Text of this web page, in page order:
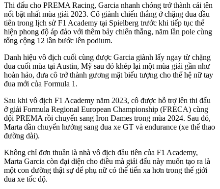
Thi đấu cho PREMA Racing, Garcia nhanh chóng trở thành cái tên
nổi bật nhất mùa giải 2023. Cô giành chiến thắng ở chặng đua đầu
tiên trong lịch sử F1 Academy tại Spielberg trước khi tiếp tục thể
hiện phong độ áp đảo với thêm bảy chiến thắng, năm lần pole cùng
tổng cộng 12 lần bước lên podium.
Danh hiệu vô địch cuối cùng được Garcia giành lấy ngay từ chặng
đua cuối mùa tại Austin, Mỹ sau đó khép lại một mùa giải gần như
hoàn hảo, đưa cô trở thành gương mặt biểu tượng cho thế hệ nữ tay
đua mới của Formula 1.
Sau khi vô địch F1 Academy năm 2023, cô được hỗ trợ lên thi đấu
ở giải Formula Regional European Championship (FRECA) cùng
đội PREMA rồi chuyển sang Iron Dames trong mùa 2024. Sau đó,
Marta dần chuyển hướng sang đua xe GT và endurance (xe thể thao
đường dài).
Không chỉ đơn thuần là nhà vô địch đầu tiên của F1 Academy,
Marta Garcia còn đại diện cho điều mà giải đấu này muốn tạo ra là
một con đường thật sự để phụ nữ có thể tiến xa hơn trong thế giới
đua xe tốc độ.